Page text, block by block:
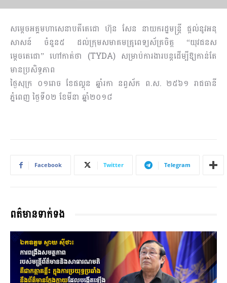
សម្តេចអគ្គមហាសេនាបតីតេជោ ហ៊ុន សែន នាយករដ្ឋមន្រ្តី ផ្តល់​នូវ​អនុ
សាសន៍ ចំនួន៥ ដល់ក្រុមសមាគមគ្រូពេទ្យស័គ្រចិត្ត “យុវជនស
ម្តេចតេជោ” ហៅកាត់ថា (TYDA) សម្រាប់ការងារបន្តដើម្បីឱ្យកាន់តែ
មានប្រសិទ្ធភាព
ថ្ងៃសុក្រ ០១រោច ខែផល្គុន ឆ្នាំរកា នព្វស័ក ព.ស. ២៥៦១ រាជធានី
ភ្នំពេញ ថ្ងៃទី០២ ខែមីនា ឆ្នាំ២០១៨
Facebook Twitter Telegram
ពត៌មានទាក់ទង